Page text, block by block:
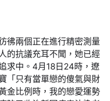
彿兩個正在進行精密測量
的抗議充耳不聞，她已經
求中。4月18日24時，遼
「只有當單戀的傻氣與財
金比例時，我的戀愛運勢